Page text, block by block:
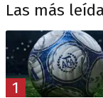
Las más
1